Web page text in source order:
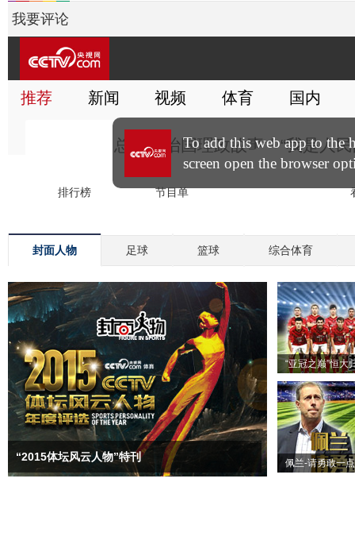
我要评论
封面人物 足球 篮球 综合体育
“2015体坛风云人物”特刊
“亚冠之巅”恒大
佩兰-请勇敢一点